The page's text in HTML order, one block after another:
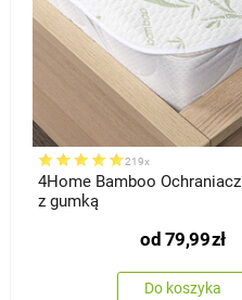
219x
4Home Bamboo Ochraniacz na materac
z gumką
od 79,99zł
Do koszyka